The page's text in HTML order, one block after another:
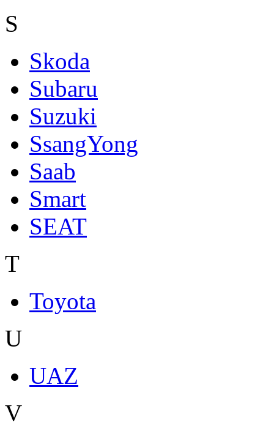
S
Skoda
Subaru
Suzuki
SsangYong
Saab
Smart
SEAT
T
Toyota
U
UAZ
V